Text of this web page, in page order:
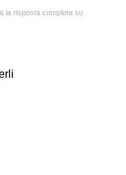
la risposta completa su